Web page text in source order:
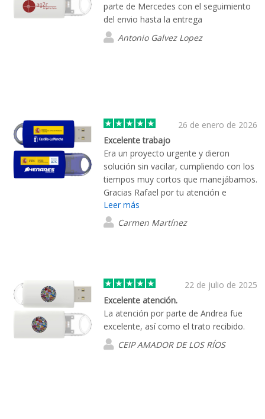
parte de Mercedes con el seguimiento
del envio hasta la entrega
Antonio Galvez Lopez
26 de enero de 2026
Excelente trabajo
Era un proyecto urgente y dieron
solución sin vacilar, cumpliendo con los
tiempos muy cortos que manejábamos.
Gracias Rafael por tu atención e
implicación en este pedido.
Leer más
Carmen Martínez
22 de julio de 2025
Excelente atención.
La atención por parte de Andrea fue
excelente, así como el trato recibido.
CEIP AMADOR DE LOS RÍOS